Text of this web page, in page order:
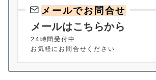
メールでお問合せ
メールはこちらから
24時間受付中
お気軽にお問合せください